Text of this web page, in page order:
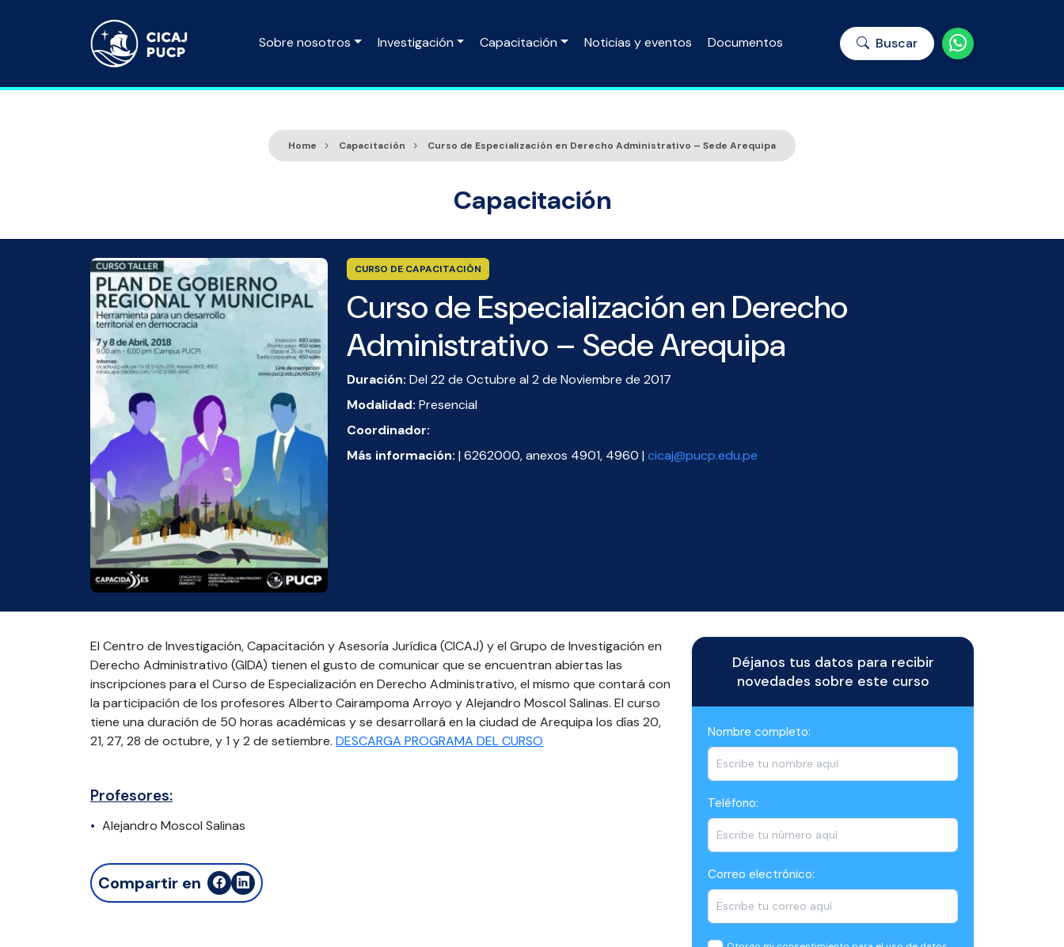
Sobre nosotros Investigación Capacitación Noticias y eventos Documentos Buscar
Home Capacitación Curso de Especialización en Derecho Administrativo – Sede Arequipa
Capacitación
CURSO DE CAPACITACIÓN
Curso de Especialización en Derecho
Administrativo – Sede Arequipa
Duración: Del 22 de Octubre al 2 de Noviembre de 2017
Modalidad: Presencial
Coordinador:
Más información: | 6262000, anexos 4901, 4960 | cicaj@pucp.edu.pe
El Centro de Investigación, Capacitación y Asesoría Jurídica (CICAJ) y el Grupo de Investigación en
Derecho Administrativo (GIDA) tienen el gusto de comunicar que se encuentran abiertas las
inscripciones para el Curso de Especialización en Derecho Administrativo, el mismo que contará con
la participación de los profesores Alberto Cairampoma Arroyo y Alejandro Moscol Salinas. El curso
tiene una duración de 50 horas académicas y se desarrollará en la ciudad de Arequipa los días 20,
21, 27, 28 de octubre, y 1 y 2 de setiembre. DESCARGA PROGRAMA DEL CURSO
Profesores:
Alejandro Moscol Salinas
Compartir en
Déjanos tus datos para recibir
novedades sobre este curso
Nombre completo:
Teléfono:
Correo electrónico: